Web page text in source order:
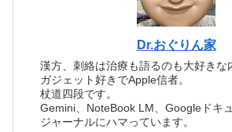
Dr.おぐりん家
漢方、刺絡は治療も語るのも大好きな
ガジェット好きでApple信者。
杖道四段です。
Gemini、NoteBook LM、Googleドキ
ジャーナルにハマっています。